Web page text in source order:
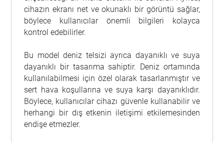
cihazın ekranı net ve okunaklı bir görüntü sağlar,
böylece kullanıcılar önemli bilgileri kolayca
kontrol edebilirler.
Bu model deniz telsizi ayrıca dayanıklı ve suya
dayanıklı bir tasarıma sahiptir. Deniz ortamında
kullanılabilmesi için özel olarak tasarlanmıştır ve
sert hava koşullarına ve suya karşı dayanıklıdır.
Böylece, kullanıcılar cihazı güvenle kullanabilir ve
herhangi bir dış etkenin iletişimi etkilemesinden
endişe etmezler.